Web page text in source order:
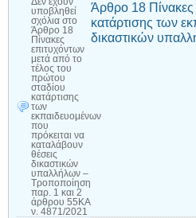
υποβληθεί
σχόλια στο
Άρθρο 18
Πίνακες
επιτυχόντων
μετά από το
τέλος του
πρώτου
σταδίου
κατάρτισης
των
εκπαιδευομένων
που
πρόκειται να
καταλάβουν
θέσεις
δικαστικών
υπαλλήλων –
Τροποποίηση
παρ. 1 και 2
άρθρου 55ΚΑ
ν. 4871/2021
Άρθρο 18 Πίνακες
κατάρτισης των
δικαστικών